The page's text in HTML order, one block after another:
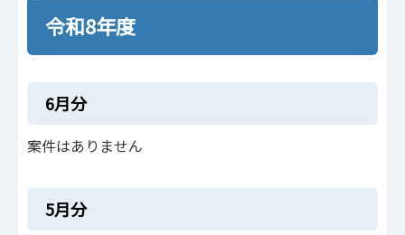
令和8年度
6月分
案件はありません
5月分